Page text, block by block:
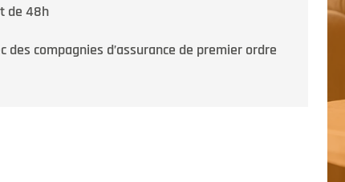
de 48h
compagnies d’assurance de premier ordre